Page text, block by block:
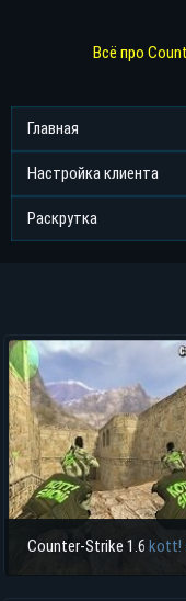
Всё про
Главная
Настройка клиента
Раскрутка
Counter-Strike 1.6 kott!